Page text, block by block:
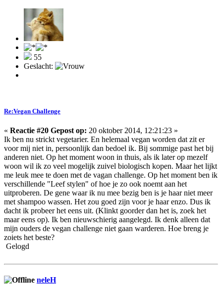
55
Geslacht:
Re:Vegan Challenge
« Reactie #20 Gepost op: 20 oktober 2014, 12:21:23 »
Ik ben nu strickt vegetarier. En helemaal vegan worden dat zit er
voor mij niet in, persoonlijk dan bedoel ik. Bij sommige past het bij
anderen niet. Op het moment woon in thuis, als ik later op mezelf
woon wil ik zo veel mogelijk zuivel biologisch kopen. Maar het lijkt
me leuk mee te doen met de vagan challenge. Op het moment ben ik
verschillende "Leef stylen" of hoe je zo ook noemt aan het
uitproberen. De gene waar ik nu mee bezig ben is je haar niet meer
met shampoo wassen. Het zou goed zijn voor je haar enzo. Dus ik
dacht ik probeer het eens uit. (Klinkt goorder dan het is, zoek het
maar eens op). Ik ben nieuwschierig aangelegd. Ik denk alleen dat
mijn ouders de vegan challenge niet gaan warderen. Hoe breng je
zoiets het beste?
Gelogd
neleH